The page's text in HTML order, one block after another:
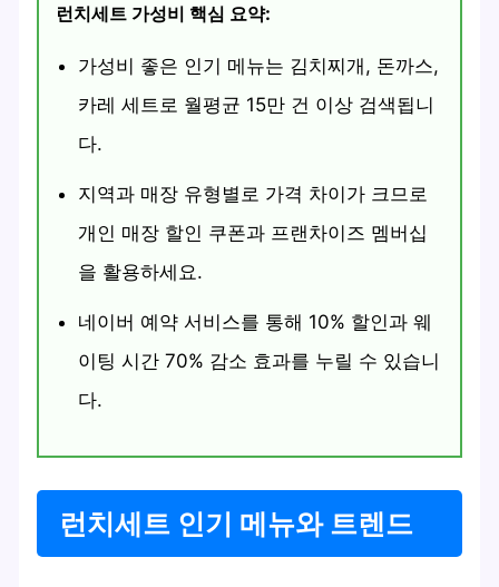
런치세트 가성비 핵심 요약:
가성비 좋은 인기 메뉴는 김치찌개, 돈까스,
카레 세트로 월평균 15만 건 이상 검색됩니
다.
지역과 매장 유형별로 가격 차이가 크므로
개인 매장 할인 쿠폰과 프랜차이즈 멤버십
을 활용하세요.
네이버 예약 서비스를 통해 10% 할인과 웨
이팅 시간 70% 감소 효과를 누릴 수 있습니
다.
런치세트 인기 메뉴와 트렌드